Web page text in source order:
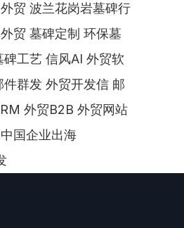
贸 波兰花岗岩墓碑行
贸 墓碑定制 环保墓
工艺 信风AI 外贸软
群发 外贸开发信 邮
外贸B2B 外贸网站
国企业出海